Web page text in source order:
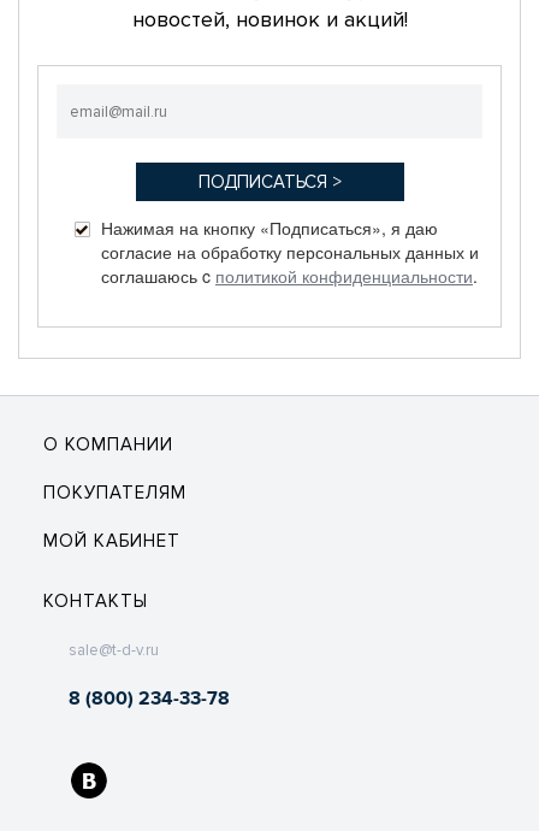
новостей, новинок и акций!
Нажимая на кнопку «Подписаться», я даю
согласие на обработку персональных данных и
соглашаюсь c политикой конфиденциальности.
О КОМПАНИИ
ПОКУПАТЕЛЯМ
МОЙ КАБИНЕТ
КОНТАКТЫ
sale@t-d-v.ru
8 (800) 234-33-78